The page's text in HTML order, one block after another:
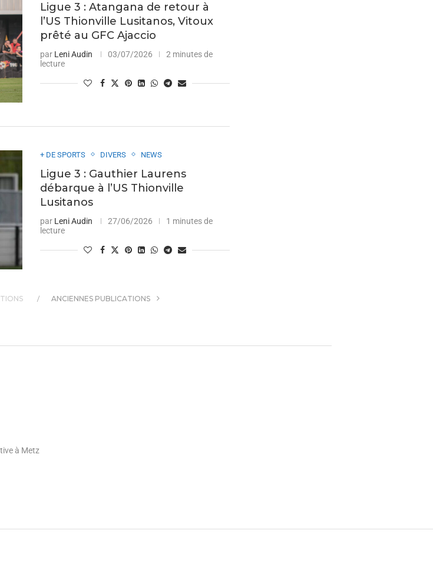
Ligue 3 : Atangana de retour à
l’US Thionville Lusitanos, Vitoux
prêté au GFC Ajaccio
par Leni Audin 03/07/2026
2 minutes de
lecture
+ DE SPORTS DIVERS NEWS
Ligue 3 : Gauthier Laurens
débarque à l’US Thionville
Lusitanos
par Leni Audin 27/06/2026
1 minutes de
lecture
ANCIENNES PUBLICATIONS
à Metz